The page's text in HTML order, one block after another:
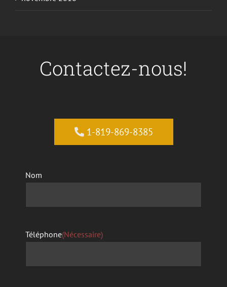
Contactez-nous!
1-819-869-8385
Nom
Téléphone(Nécessaire)